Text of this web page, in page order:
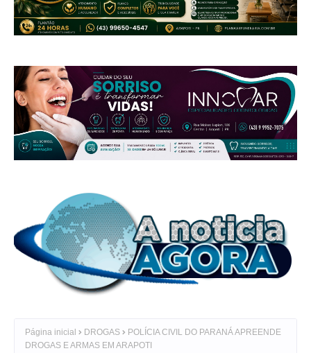
Página inicial DROGAS
POLÍCIA CIVIL DO PARANÁ APREENDE
DROGAS E ARMAS EM ARAPOTI